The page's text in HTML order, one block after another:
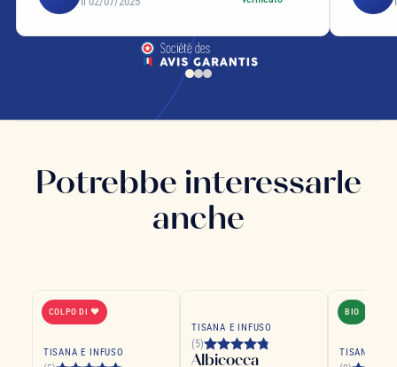
Potrebbe interessarle
anche
COLPO DI ❤
TISANA E INFUSO
TISANA E INFUSO
(5)
Albicocca
BIO
TISANA E